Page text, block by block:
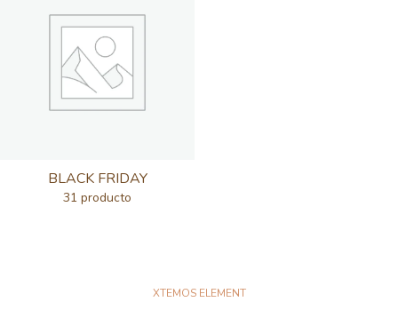
BLACK FRIDAY
31 producto
XTEMOS ELEMENT